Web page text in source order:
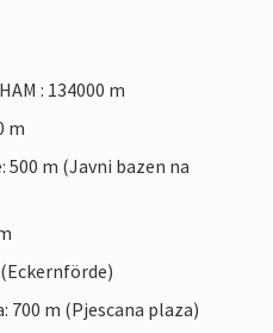
: 134000 m
m
m (Javni bazen na
m (Pjescana plaza)